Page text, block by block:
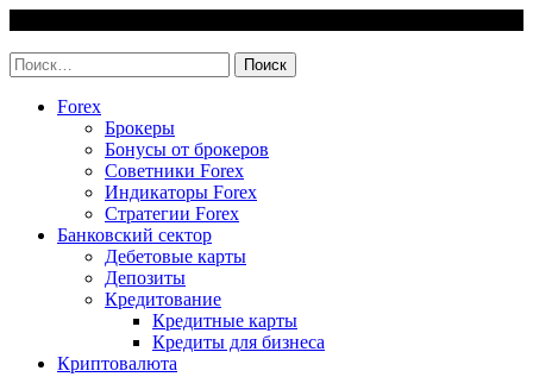
content
Найти:
Forex
Брокеры
Бонусы от брокеров
Советники Forex
Индикаторы Forex
Стратегии Forex
Банковский сектор
Дебетовые карты
Депозиты
Кредитование
Кредитные карты
Кредиты для бизнеса
Криптовалюта